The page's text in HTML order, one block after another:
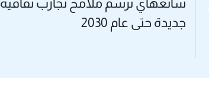
شانغهاي ترسم ملامح تجارب ثقافية
جديدة حتى عام 2030